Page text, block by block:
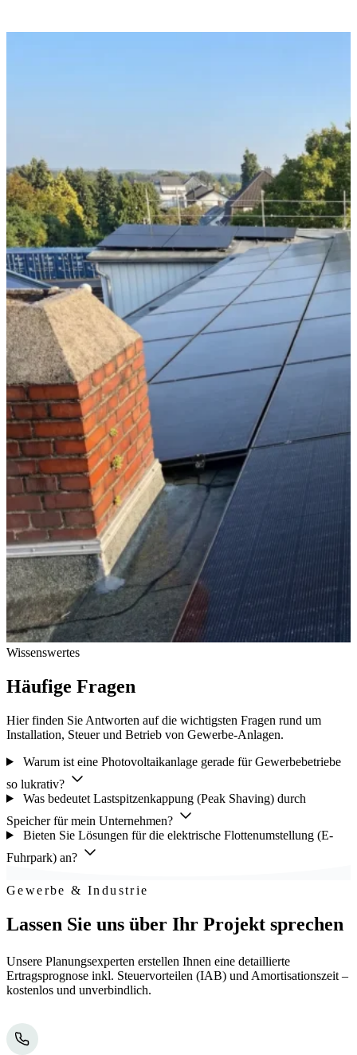
Wissenswertes
Häufige Fragen
Hier finden Sie Antworten auf die wichtigsten Fragen rund um
Installation, Steuer und Betrieb von Gewerbe-Anlagen.
Warum ist eine Photovoltaikanlage gerade für Gewerbebetriebe
so lukrativ?
Was bedeutet Lastspitzenkappung (Peak Shaving) durch
Speicher für mein Unternehmen?
Bieten Sie Lösungen für die elektrische Flottenumstellung (E-
Fuhrpark) an?
Gewerbe & Industrie
Lassen Sie uns über Ihr Projekt sprechen
Unsere Planungsexperten erstellen Ihnen eine detaillierte
Ertragsprognose inkl. Steuervorteilen (IAB) und Amortisationszeit –
kostenlos und unverbindlich.